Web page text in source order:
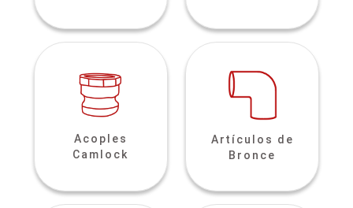
Acoples
Camlock
Artículos de
Bronce